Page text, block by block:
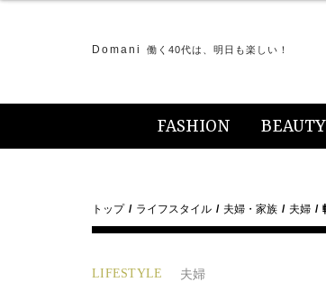
Domani 働く40代は、明日も楽しい！
FASHION BEAUTY
トップ ライフスタイル 夫婦・家族 夫婦
LIFESTYLE 夫婦